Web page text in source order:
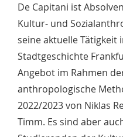
De Capitani ist
Kultur- und
seine aktuelle
Stadtgeschichte
Angebot im Rahmen
anthropologische
2022/2023 von Niklas
Timm. Es sind aber